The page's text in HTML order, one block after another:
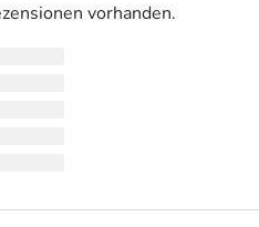
vorhanden.